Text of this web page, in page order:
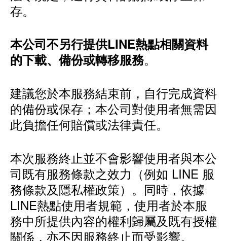
存。
本公司不另行提供LINE熱點相關資料
的下載、備份或轉移服務。
建議您於本服務結束前，自行完成資料
的備份或保存；本公司對使用者無需因
此負擔任何賠償或法律責任。
本次服務終止並不會影響使用者與本公
司既有服務條款之效力（例如 LINE 服
務條款及隱私權政策）。同時，依據
LINE熱點使用者規範，使用者於本服
務中所提供內容的權利歸屬及既有授權
關係，亦不因服務終止而受影響。